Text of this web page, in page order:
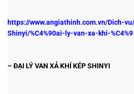
https://www.angiathinh.com.vn/Dich-
Shinyi/%C4%90ai-ly-van-xa-khi-
– ĐẠI LÝ VAN XẢ KHÍ KÉP SHINYI